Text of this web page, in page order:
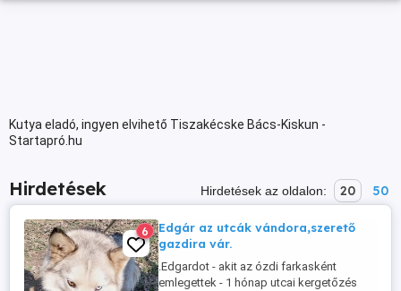
Kutya eladó, ingyen elvihető Tiszakécske Bács-Kiskun -
Startapró.hu
Hirdetések Hirdetések az oldalon: 20 50
6
Edgár az utcák vándora,szerető
gazdira vár.
.Edgardot - akit az ózdi farkasként
emlegettek - 1 hónap utcai kergetőzés